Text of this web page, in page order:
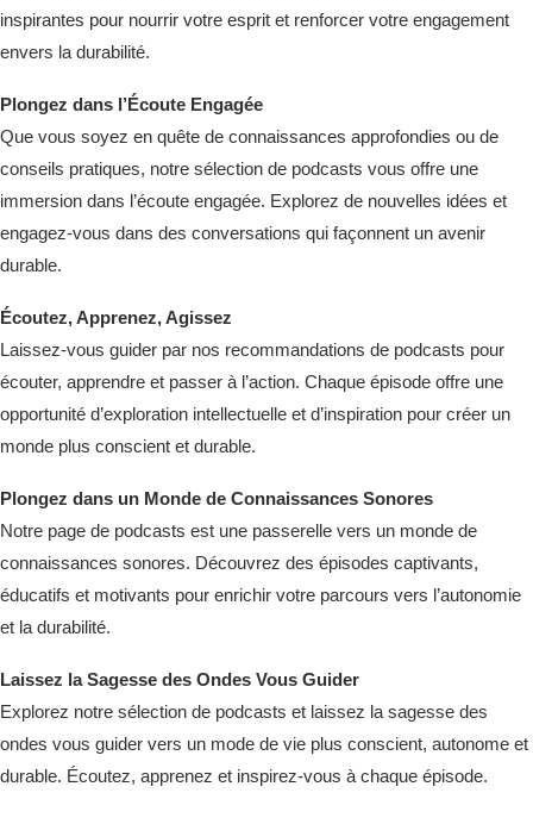
inspirantes pour nourrir votre esprit et renforcer votre engagement
envers la durabilité.
Plongez dans l’Écoute Engagée
Que vous soyez en quête de connaissances approfondies ou de
conseils pratiques, notre sélection de podcasts vous offre une
immersion dans l’écoute engagée. Explorez de nouvelles idées et
engagez-vous dans des conversations qui façonnent un avenir
durable.
Écoutez, Apprenez, Agissez
Laissez-vous guider par nos recommandations de podcasts pour
écouter, apprendre et passer à l’action. Chaque épisode offre une
opportunité d’exploration intellectuelle et d’inspiration pour créer un
monde plus conscient et durable.
Plongez dans un Monde de Connaissances Sonores
Notre page de podcasts est une passerelle vers un monde de
connaissances sonores. Découvrez des épisodes captivants,
éducatifs et motivants pour enrichir votre parcours vers l’autonomie
et la durabilité.
Laissez la Sagesse des Ondes Vous Guider
Explorez notre sélection de podcasts et laissez la sagesse des
ondes vous guider vers un mode de vie plus conscient, autonome et
durable. Écoutez, apprenez et inspirez-vous à chaque épisode.